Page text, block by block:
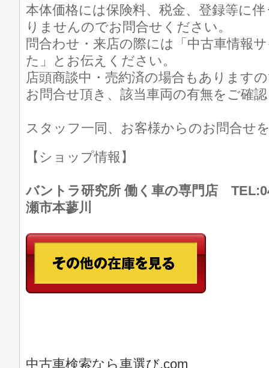
本体価格には保険料、税金、登録等に
りませんのでお問合せください。
問合わせ・来店の際には「中古車情報
た」とお伝えください。
店頭商談中・売約済の場合もあります
お問合せ頂き、該当車両の有無をご確
スタッフ一同、お客様からのお問合せ
【ショップ情報】
バントラ研究所 働く車の専門店
瀬市本蓼川
中古車検索なら車選び.com